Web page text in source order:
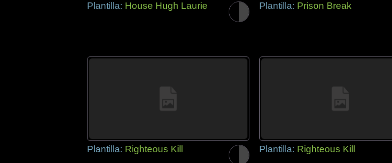
Plantilla: House Hugh Laurie Plantilla: Prison Break
Plantilla: Righteous Kill Plantilla: Righteous Kill